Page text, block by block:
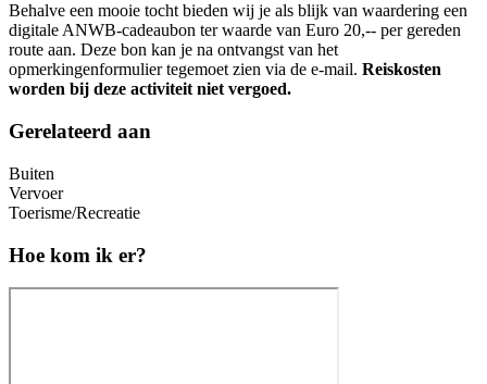
Behalve een mooie tocht bieden wij je als blijk van waardering een
digitale ANWB-cadeaubon ter waarde van Euro 20,-- per gereden
route aan. Deze bon kan je na ontvangst van het
opmerkingenformulier tegemoet zien via de e-mail. Reiskosten
worden bij deze activiteit niet vergoed.
Gerelateerd aan
Buiten
Vervoer
Toerisme/Recreatie
Hoe kom ik er?